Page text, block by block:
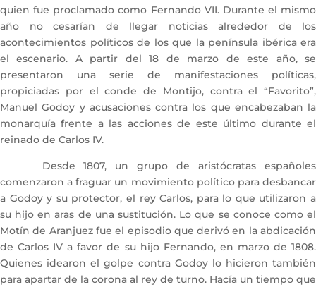
quien fue proclamado como Fernando VII. Durante el mismo
año no cesarían de llegar noticias alrededor de los
acontecimientos políticos de los que la península ibérica era
el escenario. A partir del 18 de marzo de este año, se
presentaron una serie de manifestaciones políticas,
propiciadas por el conde de Montijo, contra el “Favorito”,
Manuel Godoy y acusaciones contra los que encabezaban la
monarquía frente a las acciones de este último durante el
reinado de Carlos IV.
Desde 1807, un grupo de aristócratas españoles
comenzaron a fraguar un movimiento político para desbancar
a Godoy y su protector, el rey Carlos, para lo que utilizaron a
su hijo en aras de una sustitución. Lo que se conoce como el
Motín de Aranjuez fue el episodio que derivó en la abdicación
de Carlos IV a favor de su hijo Fernando, en marzo de 1808.
Quienes idearon el golpe contra Godoy lo hicieron también
para apartar de la corona al rey de turno. Hacía un tiempo que